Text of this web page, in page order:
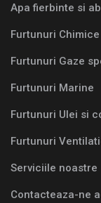
Apa fierbinte si
Furtunuri Chimice
Furtunuri Gaze
Furtunuri Marine
Furtunuri Ulei si
Furtunuri
Serviciile noastre
Contacteaza-ne